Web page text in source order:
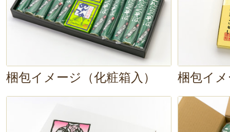
梱包イメージ（化粧箱入） 梱包イ